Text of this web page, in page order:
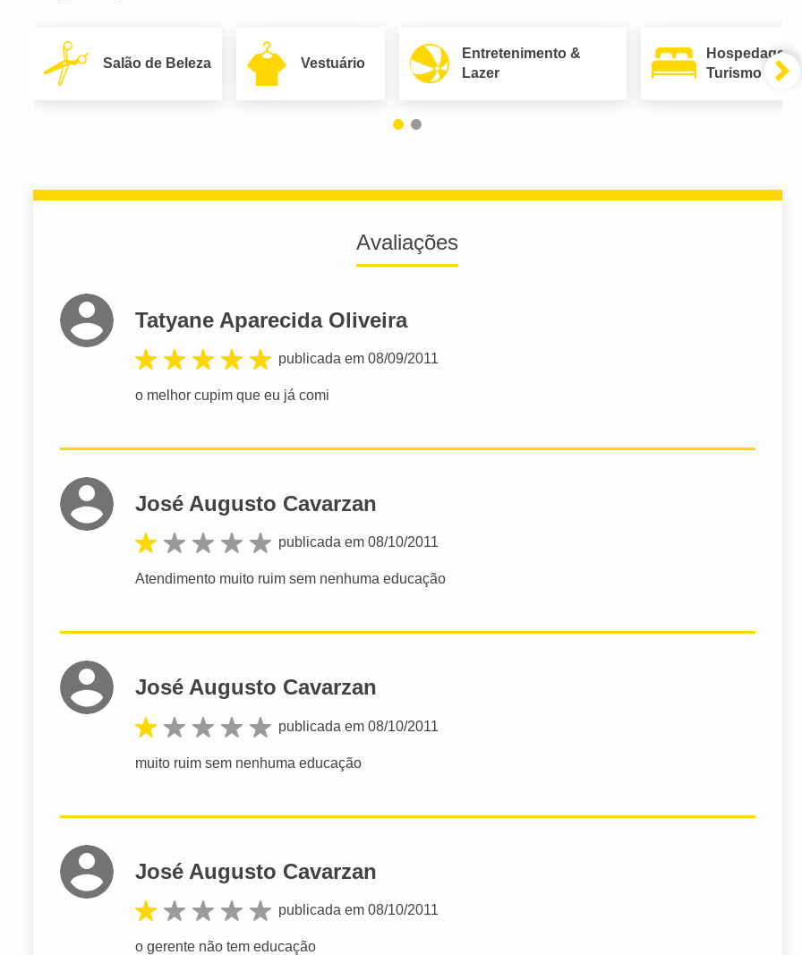
Salão de Beleza Vestuário
Entretenimento &
Lazer
Hospedagem
Turismo
Avaliações
Tatyane Aparecida Oliveira
publicada em 08/09/2011
o melhor cupim que eu já comi
José Augusto Cavarzan
publicada em 08/10/2011
Atendimento muito ruim sem nenhuma educação
José Augusto Cavarzan
publicada em 08/10/2011
muito ruim sem nenhuma educação
José Augusto Cavarzan
publicada em 08/10/2011
o gerente não tem educação